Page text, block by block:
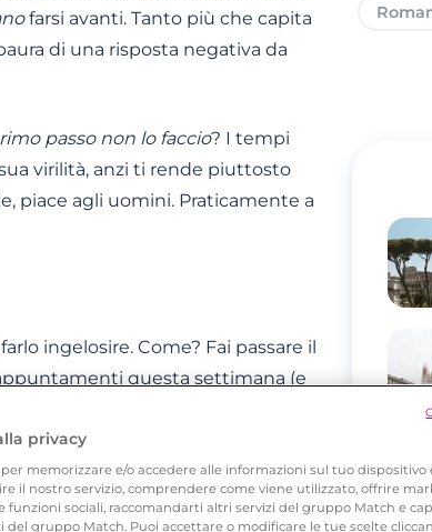
farsi avanti. Tanto più che capita
di una risposta negativa da
passo non lo faccio? I tempi
virilità, anzi ti rende piuttosto
piace agli uomini. Praticamente a
ingelosire. Come? Fai passare il
questa settimana (e
però, perché il tuo scopo è di
: buttagli lì in chat una frase
molto difficile in questo
privacy
memorizzare e/o accedere alle informazioni sul tuo
il nostro servizio, comprendere come viene utilizzato, offrire
funzioni sociali, raccomandarti altri servizi del gruppo Match e
gruppo Match. Puoi accettare o modificare le tue scelte